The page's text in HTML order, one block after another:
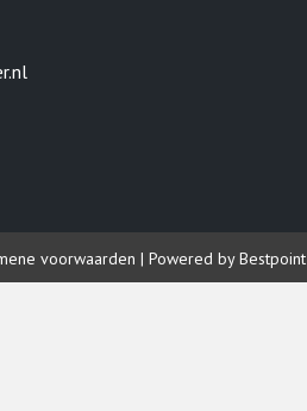
voorwaarden | Powered by Bestpoint